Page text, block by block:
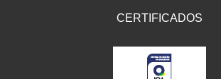
CERTIFICADOS